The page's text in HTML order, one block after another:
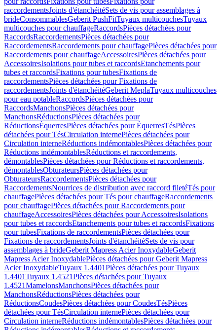
raccordementsJoints d'étanchéitéSets de vis pour assemblages à
brideConsommablesGeberit PushFitTuyaux multicouchesTuyaux
multicouches pour chauffageRaccordsPièces détachées pour
RaccordsRaccordementsPièces détachées pour
RaccordementsRaccordements pour chauffagePièces détachées pour
Raccordements pour chauffageAccessoiresPièces détachées pour
AccessoiresIsolations pour tubes et raccordsEtanchements pour
tubes et raccordsFixations pour tubesFixations de
raccordementsPièces détachées pour Fixations de
raccordementsJoints d'étanchéitéGeberit MeplaTuyaux multicouches
pour eau potableRaccordsPièces détachées pour
RaccordsManchonsPièces détachées pour
ManchonsRéductionsPièces détachées pour
RéductionsÉquerresPièces détachées pour ÉquerresTésPièces
détachées pour TésCirculation internePièces détachées pour
Circulation interneRéductions indémontablesPièces détachées pour
Réductions indémontablesRéductions et raccordements,
démontablesPièces détachées pour Réductions et raccordements,
démontablesObturateursPièces détachées pour
ObturateursRaccordementsPièces détachées pour
RaccordementsNourrices de distribution avec raccord filetéTés pour
chauffagePièces détachées pour Tés pour chauffageRaccordements
pour chauffagePièces détachées pour Raccordements pour
chauffageAccessoiresPièces détachées pour AccessoiresIsolations
pour tubes et raccordsEtanchements pour tubes et raccordsFixations
pour tubesFixations de raccordementsPièces détachées pour
Fixations de raccordementsJoints d'étanchéitéSets de vis pour
assemblages à brideGeberit Mapress Acier InoxydableGeberit
Mapress Acier InoxydablePièces détachées pour Geberit Mapress
Acier InoxydableTuyaux 1.4401Pièces détachées pour Tuyaux
1.4401Tuyaux 1.4521Pièces détachées pour Tuyaux
1.4521MamelonsManchonsPièces détachées pour
ManchonsRéductionsPièces détachées pour
RéductionsCoudesPièces détachées pour CoudesTésPièces
détachées pour TésCirculation internePièces détachées pour
Circulation interneRéductions indémontablesPièces détachées pour